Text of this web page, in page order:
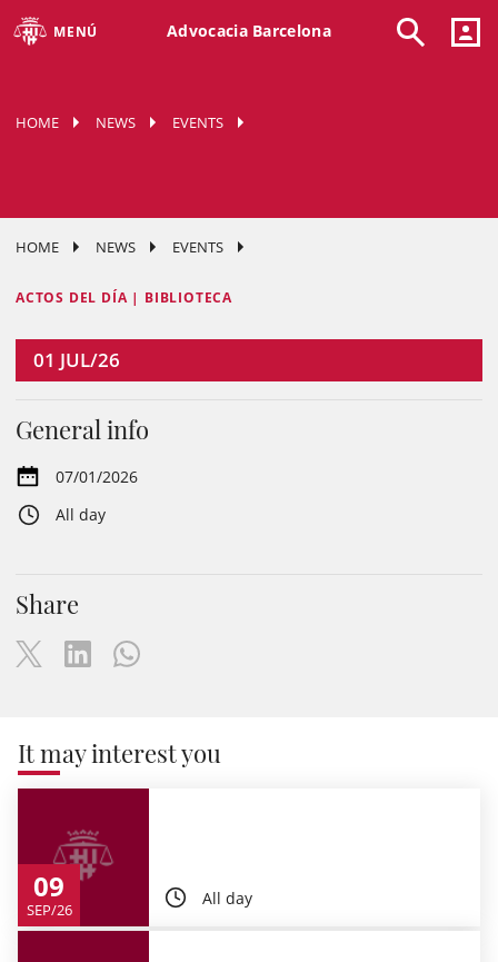
MENÚ Advocacia Barcelona
HOME NEWS EVENTS
HOME NEWS EVENTS
ACTOS DEL DÍA | BIBLIOTECA
01 JUL/26
General info
07/01/2026
All day
Share
It may interest you
09
SEP/26
All day